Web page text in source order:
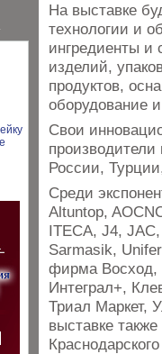
На выставке
технологии и
ингредиенты и
изделий,
продуктов,
оборудование
Свои
России,
Среди
Altuntop,
ITECA, J4,
Sarmasik,
фирма Восход,
Интеграл+,
Триал Маркет,
выставке